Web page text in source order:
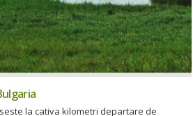
la cativa kilometri departare de